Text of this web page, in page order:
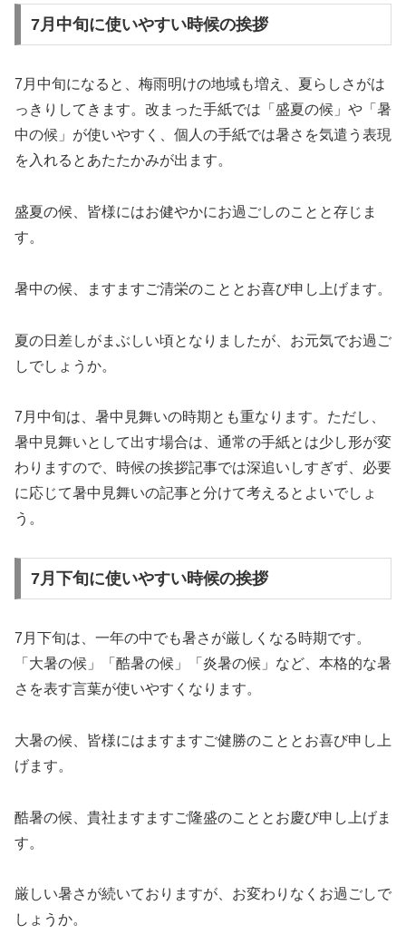
7月中旬に使いやすい時候の挨拶
7月中旬になると、梅雨明けの地域も増え、夏らしさがは
っきりしてきます。改まった手紙では「盛夏の候」や「暑
中の候」が使いやすく、個人の手紙では暑さを気遣う表現
を入れるとあたたかみが出ます。
盛夏の候、皆様にはお健やかにお過ごしのことと存じま
す。
暑中の候、ますますご清栄のこととお喜び申し上げます。
夏の日差しがまぶしい頃となりましたが、お元気でお過ご
しでしょうか。
7月中旬は、暑中見舞いの時期とも重なります。ただし、
暑中見舞いとして出す場合は、通常の手紙とは少し形が変
わりますので、時候の挨拶記事では深追いしすぎず、必要
に応じて暑中見舞いの記事と分けて考えるとよいでしょ
う。
7月下旬に使いやすい時候の挨拶
7月下旬は、一年の中でも暑さが厳しくなる時期です。
「大暑の候」「酷暑の候」「炎暑の候」など、本格的な暑
さを表す言葉が使いやすくなります。
大暑の候、皆様にはますますご健勝のこととお喜び申し上
げます。
酷暑の候、貴社ますますご隆盛のこととお慶び申し上げま
す。
厳しい暑さが続いておりますが、お変わりなくお過ごしで
しょうか。